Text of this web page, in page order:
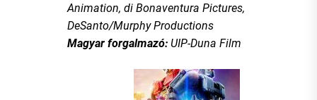
Animation, di Bonaventura Pictures,
DeSanto/Murphy Productions
Magyar forgalmazó: UIP-Duna Film